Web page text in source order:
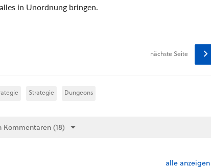
in Unordnung bringen.
nächste Seite
Strategie Dungeons
Kommentaren (18)
alle anzeigen